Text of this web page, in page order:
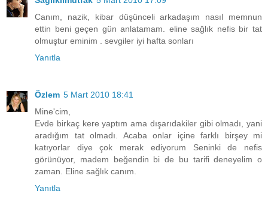
Canım, nazik, kibar düşünceli arkadaşım nasıl memnun
ettin beni geçen gün anlatamam. eline sağlık nefis bir tat
olmuştur eminim . sevgiler iyi hafta sonları
Yanıtla
Özlem 5 Mart 2010 18:41
Mine'cim,
Evde birkaç kere yaptım ama dışarıdakiler gibi olmadı, yani
aradığım tat olmadı. Acaba onlar içine farklı birşey mi
katıyorlar diye çok merak ediyorum Seninki de nefis
görünüyor, madem beğendin bi de bu tarifi deneyelim o
zaman. Eline sağlık canım.
Yanıtla